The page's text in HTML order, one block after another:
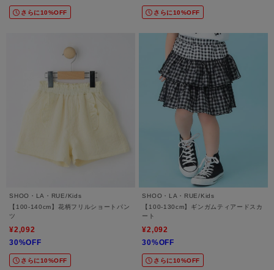
さらに10%OFF さらに10%OFF
SHOO・LA・RUE/Kids
【100-140cm】花柄フリルショートパン
ツ
¥2,092
30%OFF
さらに10%OFF
SHOO・LA・RUE/Kids
【100-130cm】ギンガムティアードスカ
ート
¥2,092
30%OFF
さらに10%OFF